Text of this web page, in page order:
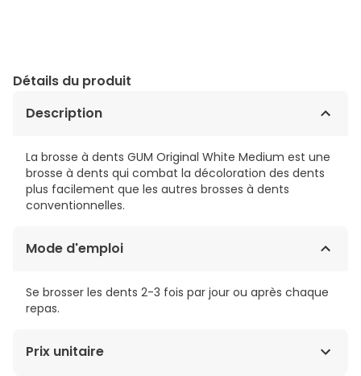
Détails du produit
Description
La brosse à dents GUM Original White Medium est une
brosse à dents qui combat la décoloration des dents
plus facilement que les autres brosses à dents
conventionnelles.
Mode d'emploi
Se brosser les dents 2-3 fois par jour ou après chaque
repas.
Prix unitaire